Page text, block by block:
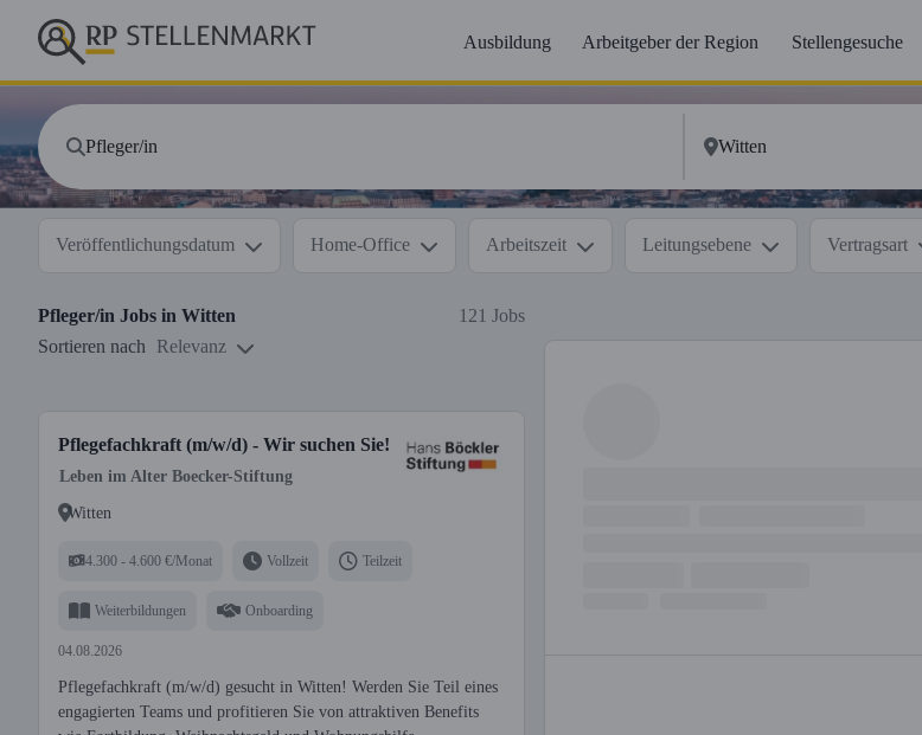
Ausbildung Arbeitgeber der Region Stellengesuche
Veröffentlichungsdatum Home-Office Arbeitszeit Leitungsebene Vertragsart
Pfleger/in Jobs in Witten
121 Jobs
Sortieren nach
Relevanz
Pflegefachkraft (m/w/d) - Wir suchen Sie!
Leben im Alter Boecker-Stiftung
Witten
4.300 - 4.600 €/Monat Vollzeit Teilzeit
Weiterbildungen Onboarding
04.08.2026
Pflegefachkraft (m/w/d) gesucht in Witten! Werden Sie Teil eines
engagierten Teams und profitieren Sie von attraktiven Benefits